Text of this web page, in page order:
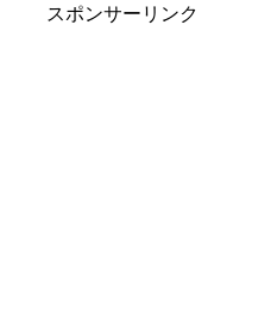
スポンサーリンク